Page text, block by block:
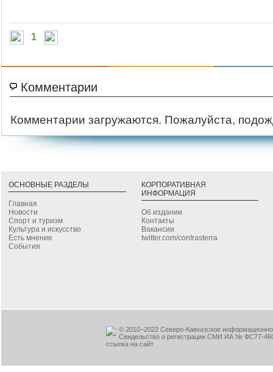
1
Комментарии
Комментарии загружаются. Пожалуйста,
ОСНОВНЫЕ РАЗДЕЛЫ
Главная
Новости
Спорт и туризм
Культура и искусство
Есть мнение
События
КОРПОРАТИВНАЯ
ИНФОРМАЦИЯ
Об издании
Контакты
Вакансии
twitter.com/contrasterra
© 2010–2022 Северо-Кавказское
Свидельство о регистрации СМИ ИА № ФС77-
ссылка на сайт